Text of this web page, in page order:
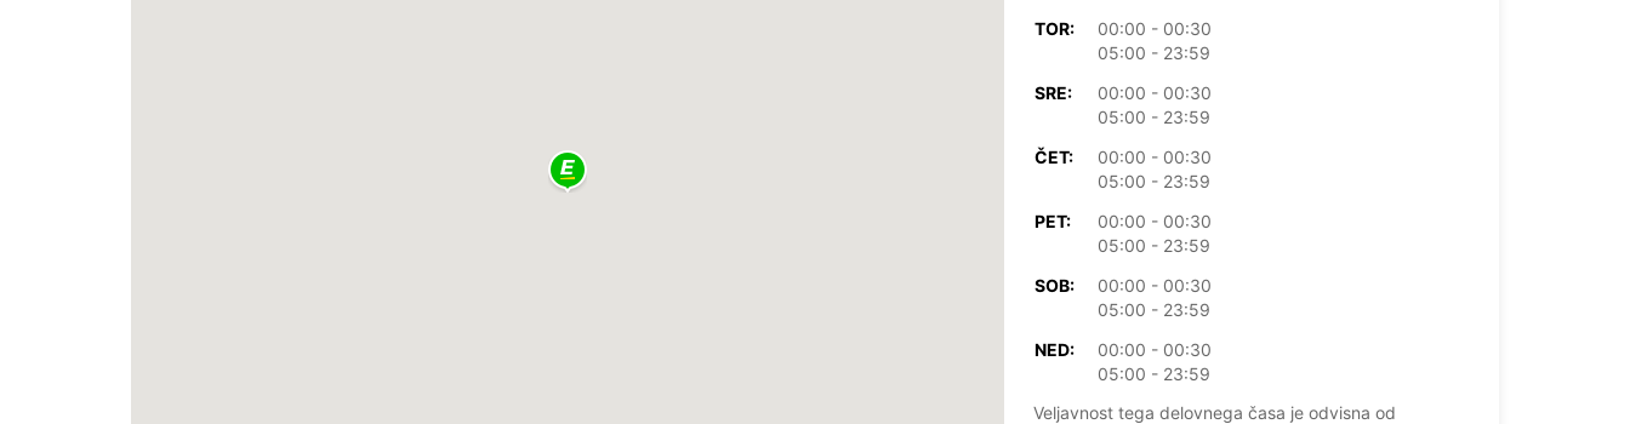
TOR:
00:00 - 00:30
05:00 - 23:59
SRE:
00:00 - 00:30
05:00 - 23:59
ČET:
00:00 - 00:30
05:00 - 23:59
PET:
00:00 - 00:30
05:00 - 23:59
SOB:
00:00 - 00:30
05:00 - 23:59
NED:
00:00 - 00:30
05:00 - 23:59
Veljavnost tega delovnega časa je odvisna od